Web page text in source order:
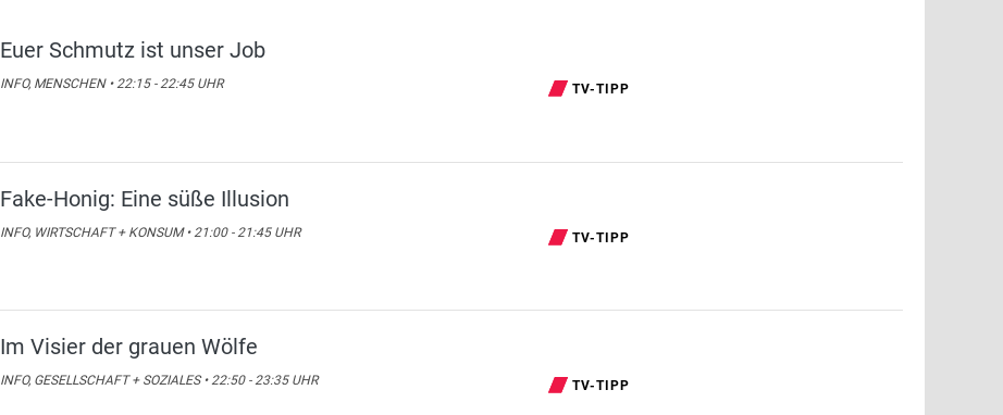
Euer Schmutz ist unser Job
INFO, MENSCHEN • 22:15 - 22:45 UHR TV-TIPP
Fake-Honig: Eine süße Illusion
INFO, WIRTSCHAFT + KONSUM • 21:00 - 21:45 UHR TV-TIPP
Im Visier der grauen Wölfe
INFO, GESELLSCHAFT + SOZIALES • 22:50 - 23:35 UHR TV-TIPP